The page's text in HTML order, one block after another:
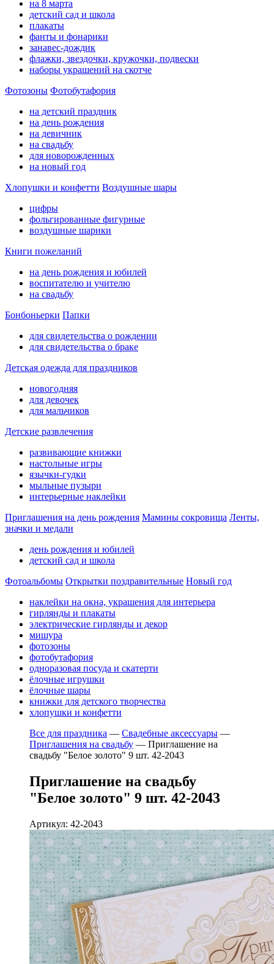
на 8 марта
детский сад и школа
плакаты
фанты и фонарики
занавес-дождик
флажки, звездочки, кружочки, подвески
наборы украшений на скотче
Фотозоны Фотобутафория
на детский праздник
на день рождения
на девичник
на свадьбу
для новорожденных
на новый год
Хлопушки и конфетти Воздушные шары
цифры
фольгированные фигурные
воздушные шарики
Книги пожеланий
на день рождения и юбилей
воспитателю и учителю
на свадьбу
Бонбоньерки Папки
для свидетельства о рождении
для свидетельства о браке
Детская одежда для праздников
новогодняя
для девочек
для мальчиков
Детские развлечения
развивающие книжки
настольные игры
язычки-гудки
мыльные пузыри
интерьерные наклейки
Приглашения на день рождения Мамины сокровища Ленты,
значки и медали
день рождения и юбилей
детский сад и школа
Фотоальбомы Открытки поздравительные Новый год
наклейки на окна, украшения для интерьера
гирлянды и плакаты
электрические гирлянды и декор
мишура
фотозоны
фотобутафория
одноразовая посуда и скатерти
ёлочные игрушки
ёлочные шары
книжки для детского творчества
хлопушки и конфетти
Все для праздника — Свадебные аксессуары —
Приглашения на свадьбу — Приглашение на
свадьбу "Белое золото" 9 шт. 42-2043
Приглашение на свадьбу
"Белое золото" 9 шт. 42-2043
Артикул: 42-2043